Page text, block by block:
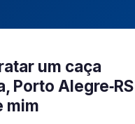
um caça
Porto Alegre‑RS
mim